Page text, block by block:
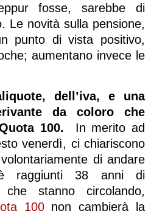
fosse, sarebbe di
Le novità sulla pensione,
punto di vista positivo,
aumentano invece le
dell’iva, e una
da coloro che
100. In merito ad
venerdì, ci chiariscono
di andare
raggiunti 38 anni di
stanno circolando,
100non cambierà la